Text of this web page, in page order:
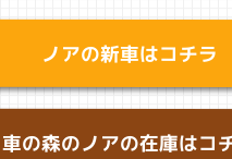
ノアの新車はコチラ
車の森のノアの在庫はコ